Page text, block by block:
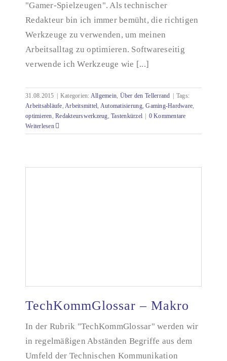
"Gamer-Spielzeugen". Als technischer
Redakteur bin ich immer bemüht, die richtigen
Werkzeuge zu verwenden, um meinen
Arbeitsalltag zu optimieren. Softwareseitig
verwende ich Werkzeuge wie [...]
31.08.2015 Kategorien: Allgemein, Über den Tellerrand
Tags:
Arbeitsabläufe,Arbeitsmittel, Automatisierung,Gaming-Hardware,
optimieren,Redakteurswerkzeug,Tastenkürzel
0 Kommentare
Weiterlesen
TechKommGlossar – Makro
TechKommGlossar – Makro
In der Rubrik "TechKommGlossar" werden wir
in regelmäßigen Abständen Begriffe aus dem
Umfeld der Technischen Kommunikation